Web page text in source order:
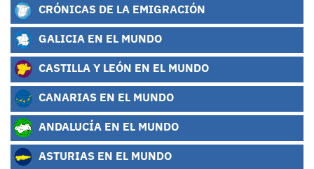
CRÓNICAS DE LA EMIGRACIÓN
GALICIA EN EL MUNDO
CASTILLA Y LEÓN EN EL MUNDO
CANARIAS EN EL MUNDO
ANDALUCÍA EN EL MUNDO
ASTURIAS EN EL MUNDO